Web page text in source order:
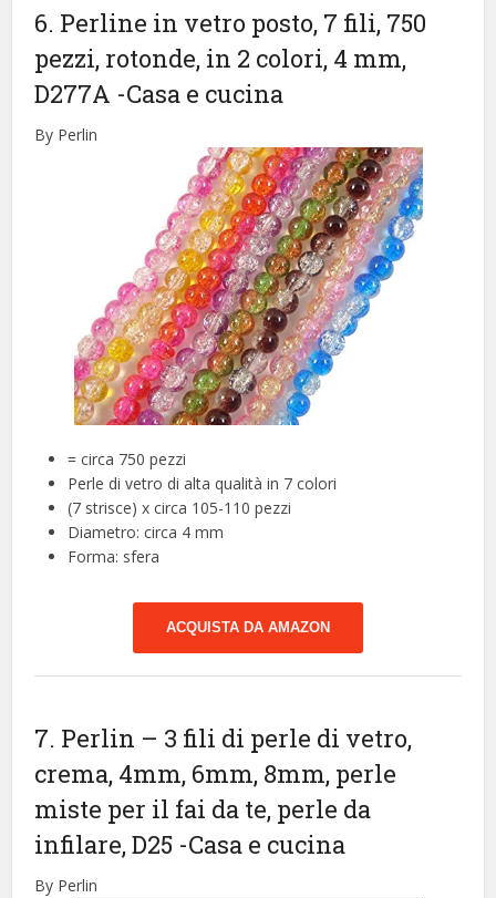
6. Perline in vetro posto, 7 fili, 750
pezzi, rotonde, in 2 colori, 4 mm,
D277A -Casa e cucina
By Perlin
= circa 750 pezzi
Perle di vetro di alta qualità in 7 colori
(7 strisce) x circa 105-110 pezzi
Diametro: circa 4 mm
Forma: sfera
ACQUISTA DA AMAZON
7. Perlin – 3 fili di perle di vetro,
crema, 4mm, 6mm, 8mm, perle
miste per il fai da te, perle da
infilare, D25 -Casa e cucina
By Perlin